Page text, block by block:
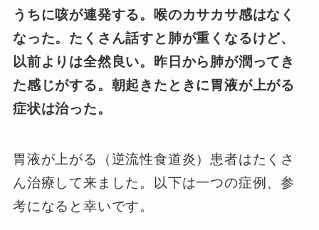
うちに咳が連発する。喉のカサカサ感はなく
なった。たくさん話すと肺が重くなるけど、
以前よりは全然良い。昨日から肺が潤ってき
た感じがする。朝起きたときに胃液が上がる
症状は治った。
胃液が上がる（逆流性食道炎）患者はたくさ
ん治療して来ました。以下は一つの症例、参
考になると幸いです。